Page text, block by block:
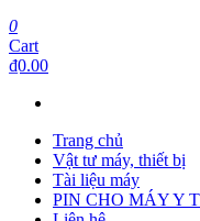
0
Cart
₫0.00
Trang chủ
Vật tư máy, thiết bị
Tài liệu máy
PIN CHO MÁY Y